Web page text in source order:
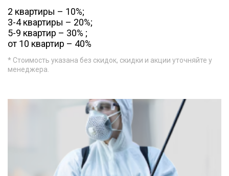
2 квартиры – 10%;
3-4 квартиры – 20%;
5-9 квартир – 30% ;
от 10 квартир – 40%
* Стоимость указана без скидок, скидки и акции уточняйте у
менеджера.